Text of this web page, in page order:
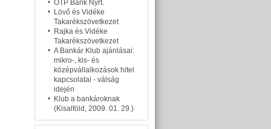
OTP Bank Nyrt.
Lövő és Vidéke
Takarékszövetkezet
Rajka és Vidéke
Takarékszövetkezet
A Bankár Klub ajánlásai:
mikro-, kis- és
középvállalkozások hitel
kapcsolatai - válság
idején
Klub a bankároknak
(Kisalföld, 2009. 01. 29.)